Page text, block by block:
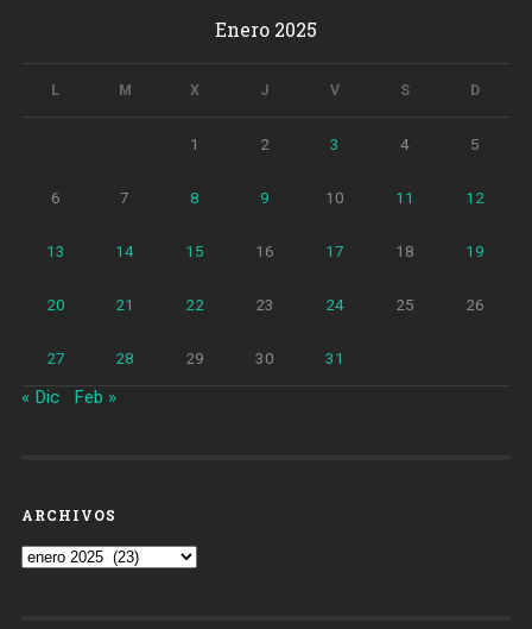
millones
validaciones
Enero 2025
L M X J V S D
1 2 3 4 5
6 7 8 9 10 11 12
13 14 15 16 17 18 19
20 21 22 23 24 25 26
27 28 29 30 31
« Dic Feb »
ARCHIVOS
Archivos